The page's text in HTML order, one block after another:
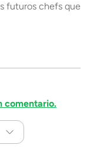
futuros chefs que
comentario.